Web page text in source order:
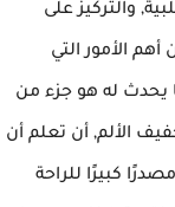
والتركيز على
الأمور التي
يحدث له هو جزء من
الألم, أن تعلم أن
كبيرًا للراحة